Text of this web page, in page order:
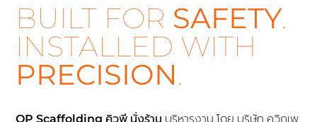
BUILT FOR SAFETY.
INSTALLED WITH
PRECISION.
QP Scaffolding คิวพี นั่งร้าน บริหารงาน โดย บริษัท ควิกเพ